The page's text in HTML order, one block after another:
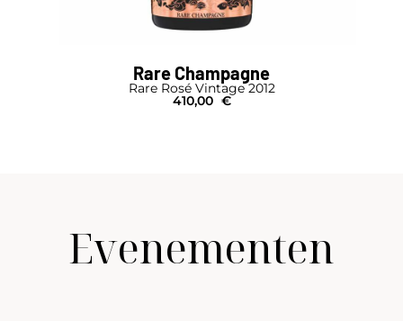
Rare Champagne
Rare Rosé Vintage 2012
410,00 €
Evenementen